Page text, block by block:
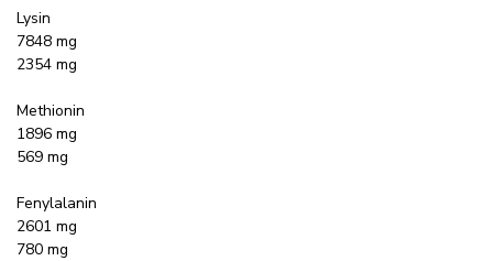
Lysin
7848 mg
2354 mg
Methionin
1896 mg
569 mg
Fenylalanin
2601 mg
780 mg